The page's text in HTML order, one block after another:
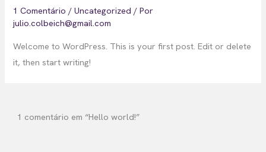
1 Comentário /Uncategorized / Por
julio.colbeich@gmail.com
Welcome to WordPress. This is your first post. Edit or delete
it, then start writing!
1 comentário em “Hello world!”